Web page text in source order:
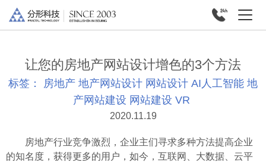
让您的房地产网站设计增色的3个方法
标签： 房地产 地产网站设计 网站设计 AI人工智能 地
产网站建设 网站建设 VR
2020.11.19
房地产行业竞争激烈，企业主们寻求多种方法提高企业
的知名度，获得更多的用户，如今，互联网、大数据、云平